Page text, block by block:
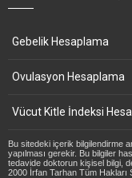
Gebelik Hesaplama
Ovulasyon Hesaplama
Vücut Kitle İndeksi
Bu sitedeki içerik bilgilendirme
yapılması gerekir. Bu bilgiler
tedavide doktorun kişisel bilgi,
2000 İrfan Tarhan Tüm Hakları